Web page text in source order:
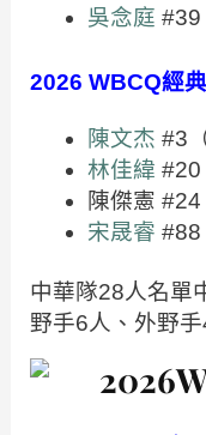
吳念庭 #39
2026 WBCQ經
陳文杰 #3
林佳緯 #20
陳傑憲 #24
宋晟睿 #88
中華隊28人名單
野手6人、外野